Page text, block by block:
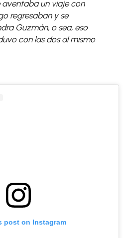
aventaba un viaje con
regresaban y se
Guzmán, o sea, eso
con las dos al mismo
post on Instagram